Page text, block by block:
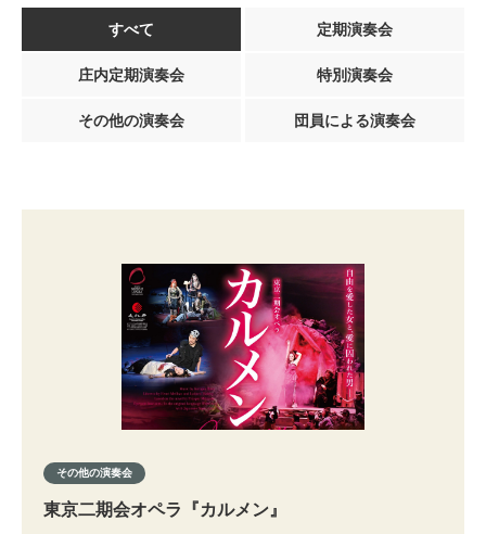
すべて 定期演奏会
庄内定期演奏会 特別演奏会
その他の演奏会 団員による演奏会
その他の演奏会
東京二期会オペラ『カルメン』